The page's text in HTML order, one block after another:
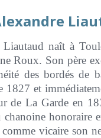
Liautaud naît à
Roux. Son père
des bordés de
1827 et
de La Garde en
honoraire
vicaire son